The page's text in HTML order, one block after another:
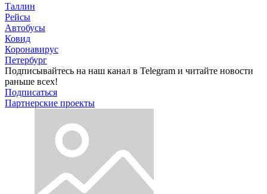
Таллин
Рейсы
Автобусы
Ковид
Коронавирус
Петербург
Подписывайтесь на наш канал в Telegram и читайте новости
раньше всех!
Подписаться
Партнерские проекты